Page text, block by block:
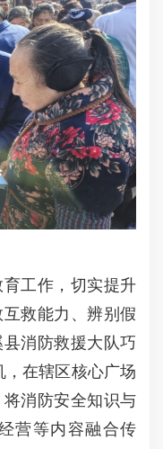
工作，切实提升
救能力、辨别假
消防救援大队巧
，在辖区核心广场
消防安全知识与
营等内容融合传